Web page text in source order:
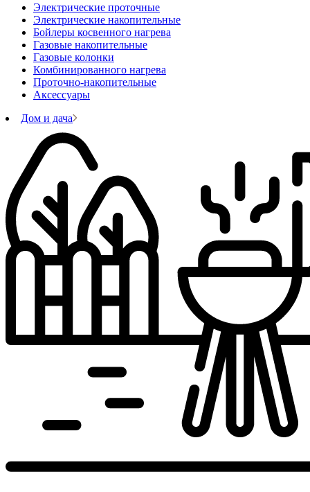
Электрические проточные
Электрические накопительные
Бойлеры косвенного нагрева
Газовые накопительные
Газовые колонки
Комбинированного нагрева
Проточно-накопительные
Аксессуары
Дом и дача